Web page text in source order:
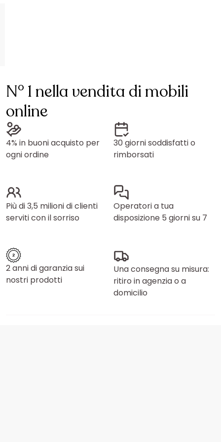
N° 1 nella vendita di mobili
online
4% in buoni acquisto per
ogni ordine
30 giorni soddisfatti o
rimborsati
Più di 3,5 milioni di clienti
serviti con il sorriso
Operatori a tua
disposizione 5 giorni su 7
2 anni di garanzia sui
nostri prodotti
Una consegna su misura:
ritiro in agenzia o a
domicilio